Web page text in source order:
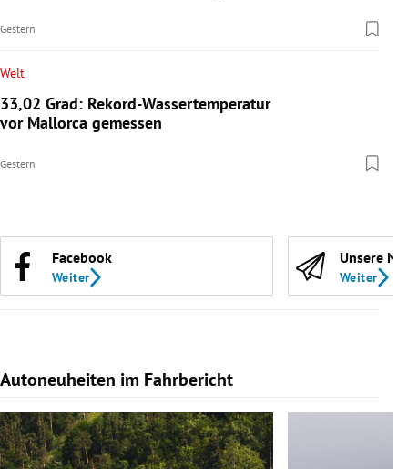
Gestern
Welt
33,02 Grad: Rekord-Wassertemperatur
vor Mallorca gemessen
Gestern
Facebook
Weiter
Unsere
Weiter
Autoneuheiten im Fahrbericht
Slide 1 von 7